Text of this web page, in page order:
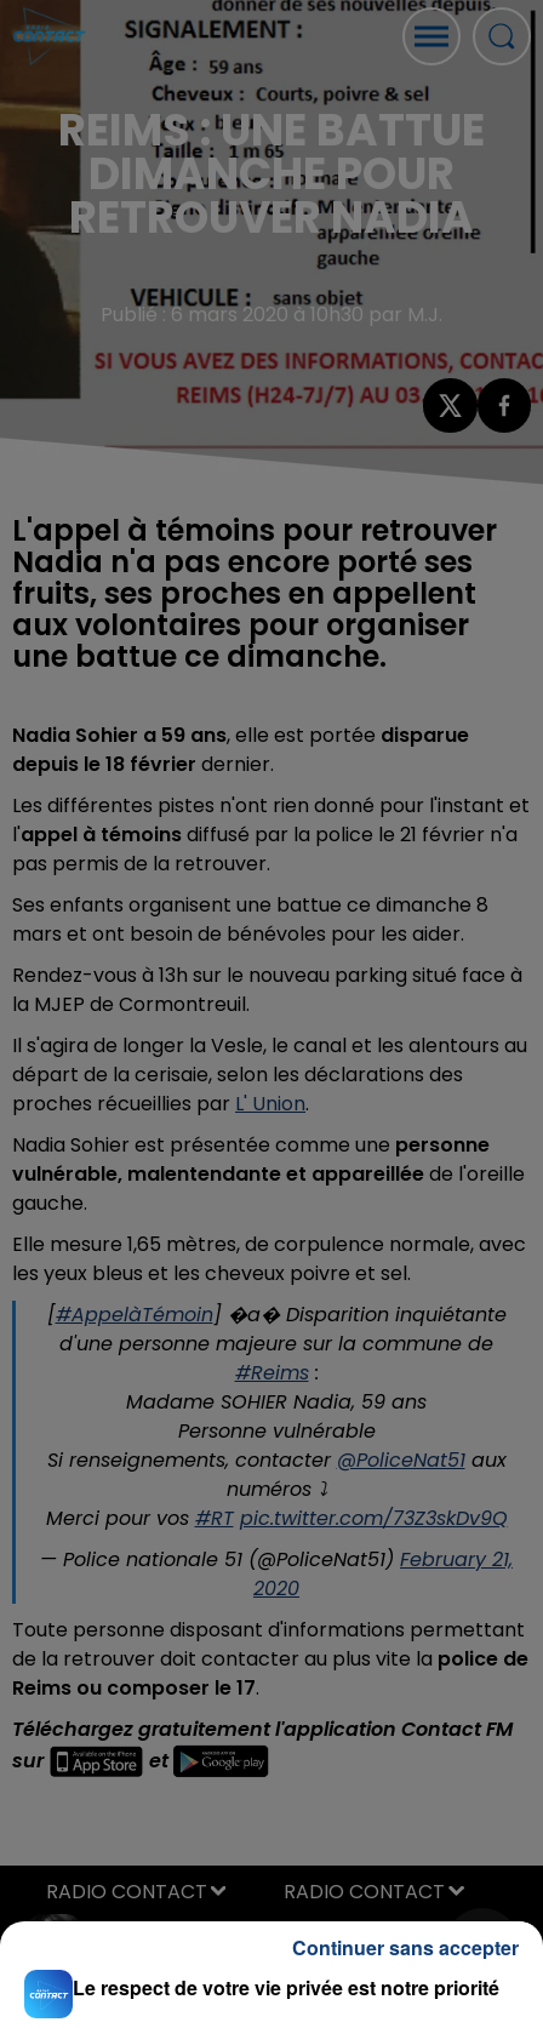
REIMS : UNE BATTUE
DIMANCHE POUR
RETROUVER NADIA
Publié : 6 mars 2020 à 10h30 par M.J.
L'appel à témoins pour retrouver
Nadia n'a pas encore porté ses
fruits, ses proches en appellent
aux volontaires pour organiser
une battue ce dimanche.
Nadia Sohier a 59 ans, elle est portée disparue
depuis le 18 février dernier.
Les différentes pistes n'ont rien donné pour l'instant et
l'appel à témoinsdiffusé par la police le 21 février n'a
pas permis de la retrouver.
Ses enfants organisent une battue ce dimanche 8
mars et ont besoin de bénévoles pour les aider.
Rendez-vous à 13h sur le nouveau parking situé face à
la MJEP de Cormontreuil.
Il s'agira de longer la Vesle, le canal et les alentours au
départ de la cerisaie, selon les déclarations des
proches récueillies par L' Union.
Nadia Sohier est présentée comme une personne
vulnérable, malentendante et appareilléede l'oreille
gauche.
Elle mesure 1,65 mètres, de corpulence normale, avec
les yeux bleus et les cheveux poivre et sel.
[#AppelàTémoin] �a� Disparition inquiétante
d'une personne majeure sur la commune de
#Reims:
Madame SOHIER Nadia, 59 ans
Personne vulnérable
Si renseignements, contacter @PoliceNat51aux
numéros ⤵️
Merci pour vos #RT pic.twitter.com/73Z3skDv9Q
— Police nationale 51 (@PoliceNat51) February 21,
2020
Toute personne disposant d'informations permettant
de la retrouver doit contacter au plus vite la police de
Reims ou composer le 17.
Téléchargez gratuitement l'application Contact FM
sur
et
ARIANA GRANDE
RADIO CONTACT
Le respect de votre vie privée est notre priorité
Continuer sans accepter